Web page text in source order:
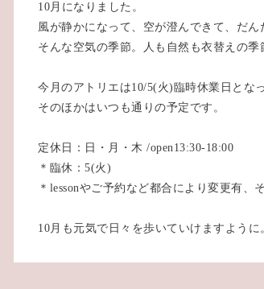
10月になりました。
風が静かになって、空が澄んできて、だ
そんな空気の季節。人も自然も衣替えの季
今月のアトリエは10/5(火)臨時休業日とな
そのほかはいつも通りの予定です。
定休日：日・月・木 /open13:30-18:00
＊臨休：5(火)
＊lessonやご予約など都合により変更有、
10月も元気で日々を歩いていけますように